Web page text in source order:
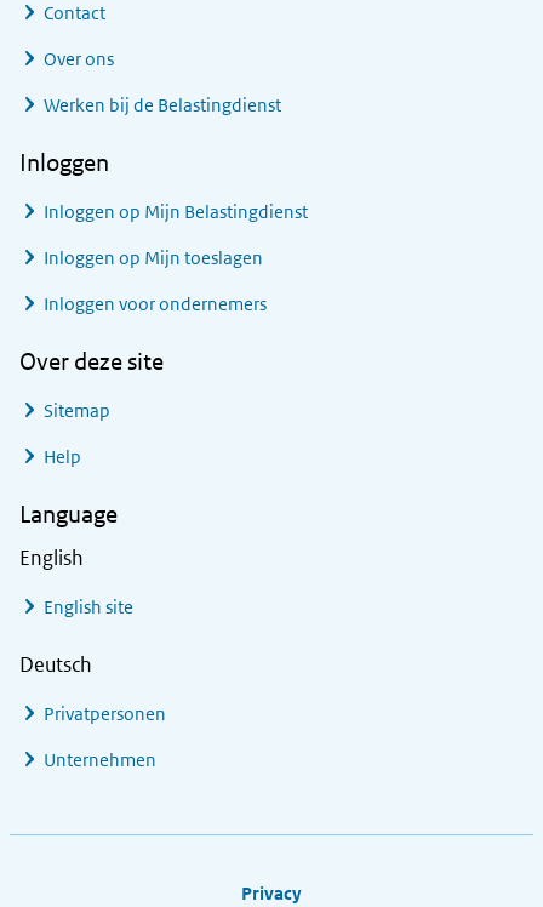
Contact
Over ons
Werken bij de Belastingdienst
Inloggen
Inloggen op Mijn Belastingdienst
Inloggen op Mijn toeslagen
Inloggen voor ondernemers
Over deze site
Sitemap
Help
Language
English
English site
Deutsch
Privatpersonen
Unternehmen
Privacy